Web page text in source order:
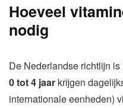
Hoeveel
nodig
De Nederlandse richtlijn
0 tot 4 jaar krijgen
internationale eenheden)